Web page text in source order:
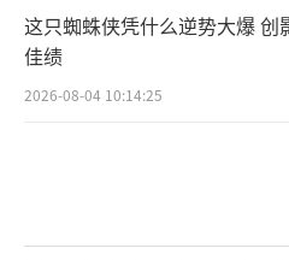
这只蜘蛛侠凭什么逆势大爆 创
佳绩
2026-08-04 10:14:25